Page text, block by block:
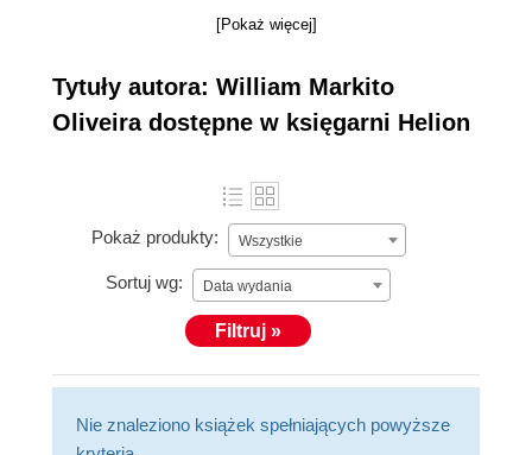
authored another book, The Java EE 6 Tutorial:
Professional, 978-0-13708-186-8.
[Pokaż więcej]
Tytuły autora: William Markito
Oliveira dostępne w księgarni Helion
Pokaż produkty: Wszystkie
Sortuj wg: Data wydania
Filtruj »
Nie znaleziono książek spełniających powyższe